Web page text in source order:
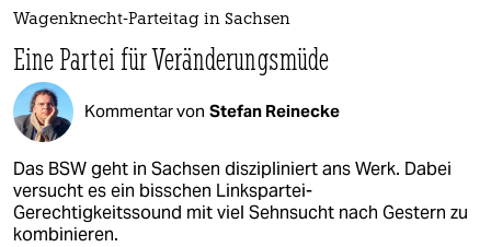
Wagenknecht-Parteitag in Sachsen
Eine Partei für Veränderungsmüde
Kommentar von Stefan Reinecke
Das BSW geht in Sachsen diszipliniert ans Werk. Dabei
versucht es ein bisschen Linkspartei-
Gerechtigkeitssound mit viel Sehnsucht nach Gestern zu
kombinieren.